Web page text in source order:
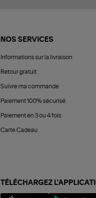
NOS SERVICES
Informations sur la livraison
Retour gratuit
Suivre ma commande
Paiement 100% sécurisé
Paiement en 3 ou 4 fois
Carte Cadeau
TÉLÉCHARGEZ